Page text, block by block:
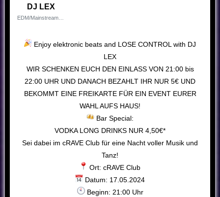
DJ LEX
Enjoy elektronic beats and LOSE CONTROL with DJ
LEX
WIR SCHENKEN EUCH DEN EINLASS VON 21:00 bis
22:00 UHR UND DANACH BEZAHLT IHR NUR 5€ UND
BEKOMMT EINE FREIKARTE FÜR EIN EVENT EURER
WAHL AUFS HAUS!
Bar Special:
VODKA LONG DRINKS NUR 4,50€*
Sei dabei im cRAVE Club für eine Nacht voller Musik und
Tanz!
Ort: cRAVE Club
Datum: 17.05.2024
Beginn: 21:00 Uhr